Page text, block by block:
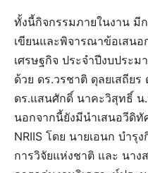
ทั้งนี้กิจกรรมภายในงาน มีก
เขียนและพิจารณาข้อเสน
เศรษฐกิจ ประจำปีงบประ
ด้วย ดร.วรชาติ ดุลยเสถีย
ดร.แสนศักดิ์ นาคะวิสุทธิ์ น
นอกจากนี้ยังมีนำเสนอวีดิ
NRIIS โดย นายเอนก บำรุ
การวิจัยแห่งชาติ และ นา